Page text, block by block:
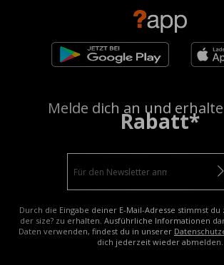
Melde dich an und erhalte
Rabatt*
Durch die Eingabe deiner E-Mail-Adresse stimmst
der size? zu erhalten. Ausführliche Informationen
Daten verwenden, findest du in unserer
dich jederzeit wieder abmelden.